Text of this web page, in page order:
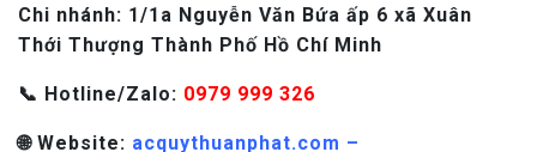
Chi nhánh: 1/1a Nguyễn Văn Bứa ấp 6 xã Xuân
Thới Thượng Thành Phố Hồ Chí Minh
📞 Hotline/Zalo: 0979 999 326
🌐 Website: acquythuanphat.com –